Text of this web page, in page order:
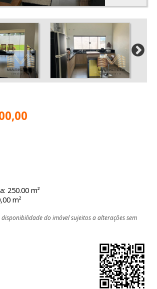
250.00 m²
m²
do imóvel sujeitos a alterações sem